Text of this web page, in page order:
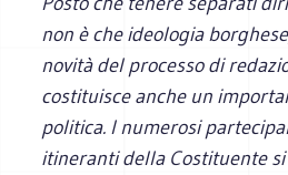
non è che ideologia
novità del processo di
costituisce anche un
politica. I numerosi
itineranti della Costituente